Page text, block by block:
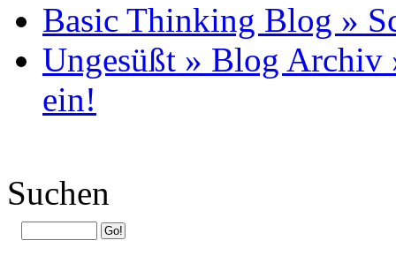
Basic Thinking Blog »
Ungesüßt » Blog Archiv
ein!
Suchen